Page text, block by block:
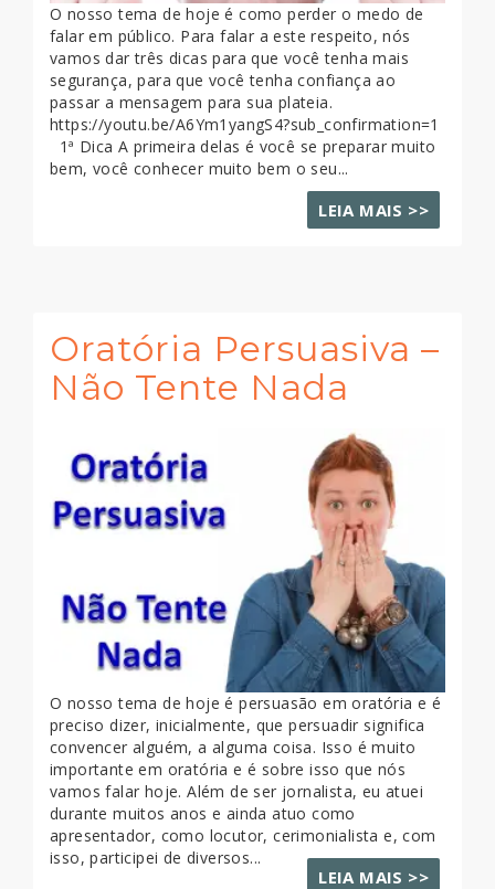
O nosso tema de hoje é como perder o medo de
falar em público. Para falar a este respeito, nós
vamos dar três dicas para que você tenha mais
segurança, para que você tenha confiança ao
passar a mensagem para sua plateia.
https://youtu.be/A6Ym1yangS4?sub_confirmation=1
1ª Dica A primeira delas é você se preparar muito
bem, você conhecer muito bem o seu...
LEIA MAIS >>
Oratória Persuasiva –
Não Tente Nada
O nosso tema de hoje é persuasão em oratória e é
preciso dizer, inicialmente, que persuadir significa
convencer alguém, a alguma coisa. Isso é muito
importante em oratória e é sobre isso que nós
vamos falar hoje. Além de ser jornalista, eu atuei
durante muitos anos e ainda atuo como
apresentador, como locutor, cerimonialista e, com
isso, participei de diversos...
LEIA MAIS >>